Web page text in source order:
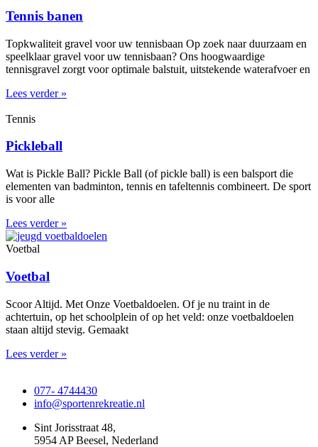
Tennis banen
Topkwaliteit gravel voor uw tennisbaan Op zoek naar duurzaam en
speelklaar gravel voor uw tennisbaan? Ons hoogwaardige
tennisgravel zorgt voor optimale balstuit, uitstekende waterafvoer en
Lees verder »
Tennis
Pickleball
Wat is Pickle Ball? Pickle Ball (of pickle ball) is een balsport die
elementen van badminton, tennis en tafeltennis combineert. De sport
is voor alle
Lees verder »
Voetbal
Voetbal
Scoor Altijd. Met Onze Voetbaldoelen. Of je nu traint in de
achtertuin, op het schoolplein of op het veld: onze voetbaldoelen
staan altijd stevig. Gemaakt
Lees verder »
077- 4744430
info@sportenrekreatie.nl
Sint Jorisstraat 48,
5954 AP Beesel, Nederland